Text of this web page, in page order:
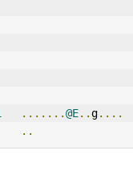
.......@E..g....
..